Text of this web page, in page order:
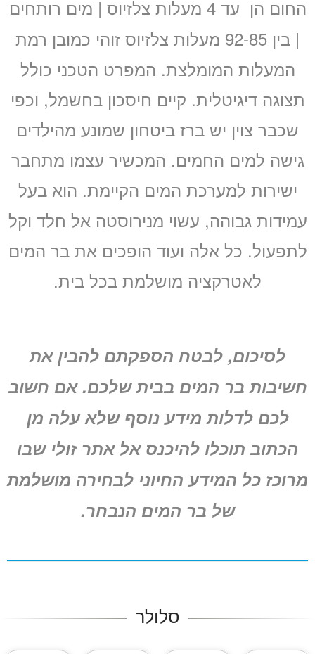
החום הן
עד 4 מעלות צלזיוס | מים רותחים
| בין 92-85 מעלות צלזיוס זוהי כמובן רמת
המעלות המומלצת. המפרט הטכני כולל
תצוגה דיגיטלית. קיים חיסכון בחשמל, וכפי
שכבר צוין יש ברז ביטחון שמונע מהילדים
גישה למים החמים. המכשיר עצמו מתחבר
ישירות למערכת המים הקיימת. הוא בעל
עמידות גבוהה, עשוי מנירוסטה אל חלד וקל
לתפעול. כל אלה ועוד הופכים את בר המים
לאטרקציה מושלמת בכל בית.
לסיכום, לבטח הספקתם להבין את
חשיבות בר המים בבית שלכם. אם חשוב
לכם לדלות מידע נוסף שלא עלה מן
הכתוב תוכלו להיכנס אל אתר זולי שבו
מרוכז כל המידע החיוני לבחירה מושלמת
של בר המים הנבחר.